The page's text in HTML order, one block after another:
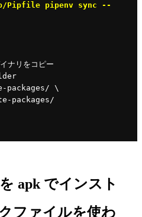
Pipfile pipenv sync --
ナリをコピー
\
packages/
apk でインスト
ファイルを使わ